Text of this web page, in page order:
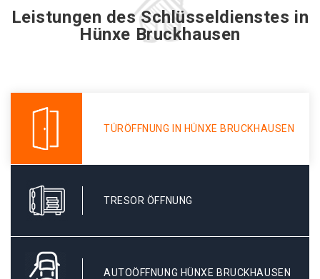
Leistungen des Schlüsseldienstes in
Hünxe Bruckhausen
TÜRÖFFNUNG IN HÜNXE BRUCKHAUSEN
TRESOR ÖFFNUNG
AUTOÖFFNUNG HÜNXE BRUCKHAUSEN